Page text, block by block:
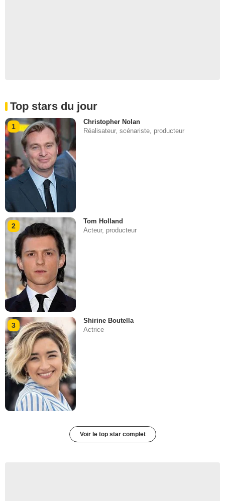
Top stars du jour
1
Christopher Nolan
Réalisateur, scénariste, producteur
2
Tom Holland
Acteur, producteur
3
Shirine Boutella
Actrice
Voir le top star complet